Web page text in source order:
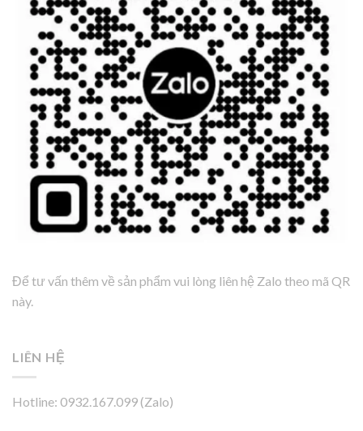
Để tư vấn thêm về sản phẩm vui lòng liên hệ Zalo theo mã QR
này.
LIÊN HỆ
Hotline: 0932.167.099 (Zalo)